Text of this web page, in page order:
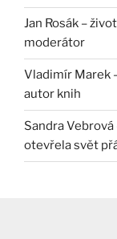
Jan Rosák –
moderátor
Vladimír Marek
autor knih
Sandra
otevřela svět